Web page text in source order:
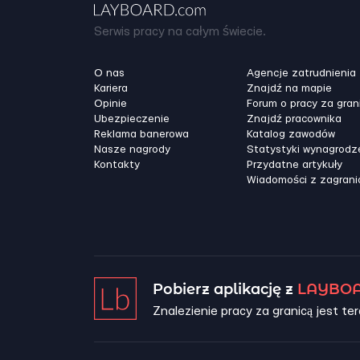
Serwis pracy na całym świecie.
O nas
Kariera
Opinie
Ubezpieczenie
Reklama banerowa
Nasze nagrody
Kontakty
Agencje zatrudnienia
Znajdź na mapie
Forum o pracy za
Znajdź pracownika
Katalog zawodów
Statystyki
Przydatne artykuły
Wiadomości z
Pobierz aplikację z
Znalezienie pracy za granicą jest